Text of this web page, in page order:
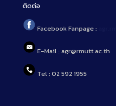
ติดต่อ
Facebook Fanpage :
E-Mail : agr@rmutt.ac.th
Tel : 02 592 1955